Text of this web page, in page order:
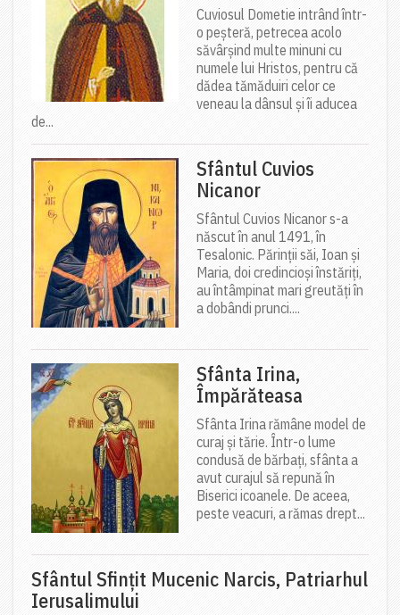
Cuviosul Dometie intrând într-
o peșteră, petrecea acolo
săvârșind multe minuni cu
numele lui Hristos, pentru că
dădea tămăduiri celor ce
veneau la dânsul și îi aducea
de...
Sfântul Cuvios
Nicanor
Sfântul Cuvios Nicanor s-a
născut în anul 1491, în
Tesalonic. Părinții săi, Ioan și
Maria, doi credincioși înstăriți,
au întâmpinat mari greutăți în
a dobândi prunci....
Sfânta Irina,
Împărăteasa
Sfânta Irina rămâne model de
curaj și tărie. Într-o lume
condusă de bărbați, sfânta a
avut curajul să repună în
Biserici icoanele. De aceea,
peste veacuri, a rămas drept...
Sfântul Sfinţit Mucenic Narcis, Patriarhul
Ierusalimului